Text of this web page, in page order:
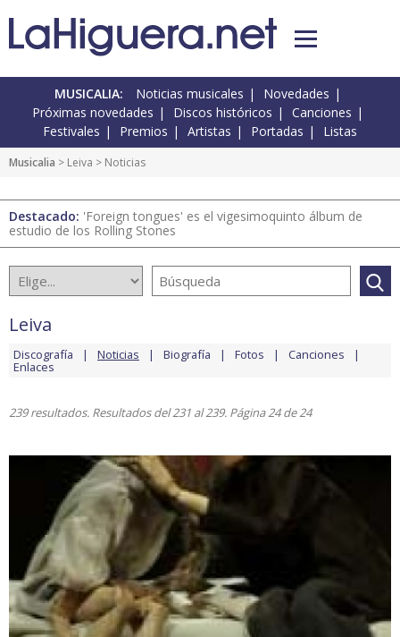
MUSICALIA: Noticias musicales
Novedades
Próximas novedades
Discos históricos
Canciones
Festivales
Premios Artistas Portadas Listas
Musicalia > Leiva > Noticias
Destacado: 'Foreign tongues' es el vigesimoquinto álbum de
estudio de los Rolling Stones
Leiva
Discografía Noticias Biografía Fotos Canciones
Enlaces
239 resultados. Resultados del 231 al 239. Página 24 de 24